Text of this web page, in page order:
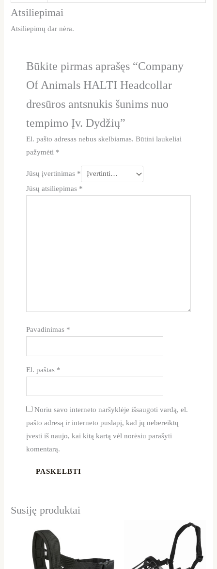
Atsiliepimai
Atsiliepimų dar nėra.
Būkite pirmas aprašęs “Company
Of Animals HALTI Headcollar
dresūros antsnukis šunims nuo
tempimo Įv. Dydžių”
El. pašto adresas nebus skelbiamas. Būtini laukeliai
pažymėti *
Jūsų įvertinimas *
Jūsų atsiliepimas *
Pavadinimas *
El. paštas *
Noriu savo interneto naršyklėje išsaugoti vardą, el.
pašto adresą ir interneto puslapį, kad jų nebereiktų
įvesti iš naujo, kai kitą kartą vėl norėsiu parašyti
komentarą.
Susiję produktai
8,99 €
multiple
range:
7,59 €
through
9,49 €
product
multiple